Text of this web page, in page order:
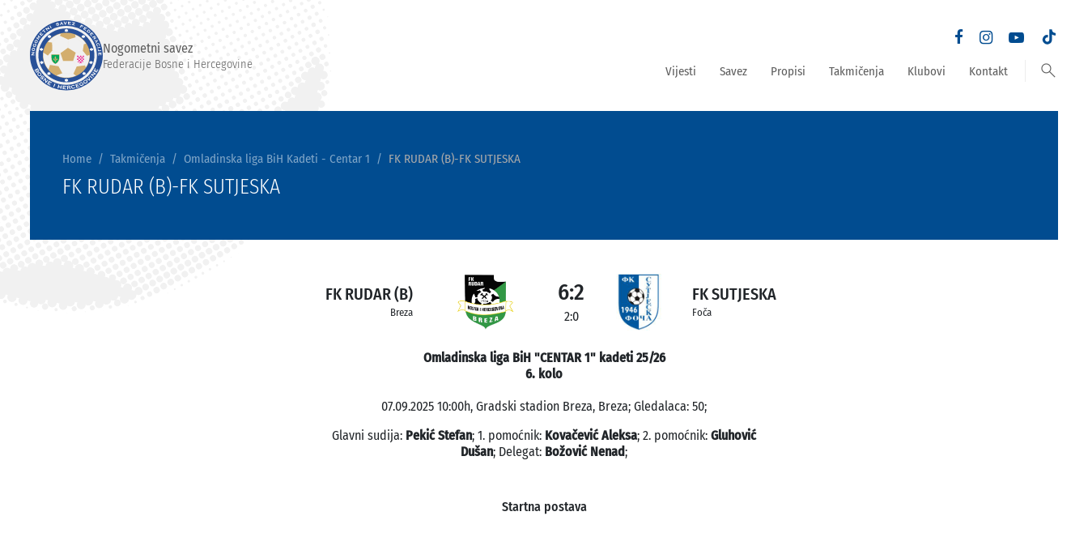
Nogometni savez
Federacije Bosne i Hercegovine Vijesti Savez Propisi Takmičenja Klubovi Kontakt search
Home Takmičenja Omladinska liga BiH Kadeti - Centar 1 FK RUDAR (B)-FK SUTJESKA
FK RUDAR (B)-FK SUTJESKA
FK RUDAR (B)
Breza
6:2
2:0
FK SUTJESKA
Foča
Omladinska liga BiH "CENTAR 1" kadeti 25/26
6. kolo
07.09.2025 10:00h, Gradski stadion Breza, Breza; Gledalaca: 50;
Glavni sudija: Pekić Stefan; 1. pomoćnik: Kovačević Aleksa; 2. pomoćnik: Gluhović
Dušan; Delegat: Božović Nenad;
Startna postava